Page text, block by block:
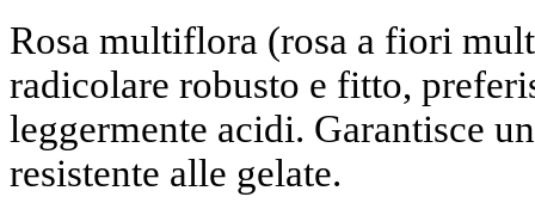
Rosa multiflora (rosa a fiori
radicolare robusto e fitto,
leggermente acidi. Garantisce
resistente alle gelate.